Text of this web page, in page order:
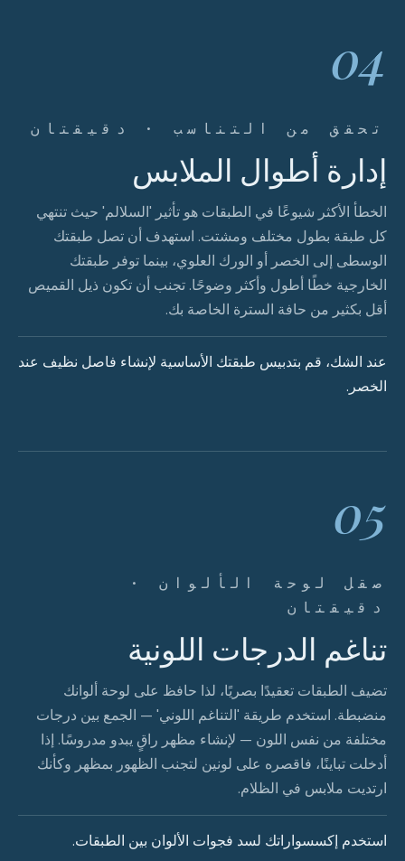
04
تحقق من التناسب · دقيقتان
إدارة أطوال الملابس
الخطأ الأكثر شيوعًا في الطبقات هو تأثير 'السلالم' حيث تنتهي
كل طبقة بطول مختلف ومشتت. استهدف أن تصل طبقتك
الوسطى إلى الخصر أو الورك العلوي، بينما توفر طبقتك
الخارجية خطًا أطول وأكثر وضوحًا. تجنب أن تكون ذيل القميص
أقل بكثير من حافة السترة الخاصة بك.
عند الشك، قم بتدبيس طبقتك الأساسية لإنشاء فاصل نظيف عند
الخصر.
05
صقل لوحة الألوان ·
دقيقتان
تناغم الدرجات اللونية
تضيف الطبقات تعقيدًا بصريًا، لذا حافظ على لوحة ألوانك
منضبطة. استخدم طريقة 'التناغم اللوني' — الجمع بين درجات
مختلفة من نفس اللون — لإنشاء مظهر راقٍ يبدو مدروسًا. إذا
أدخلت تباينًا، فاقصره على لونين لتجنب الظهور بمظهر وكأنك
ارتديت ملابس في الظلام.
استخدم إكسسواراتك لسد فجوات الألوان بين الطبقات.